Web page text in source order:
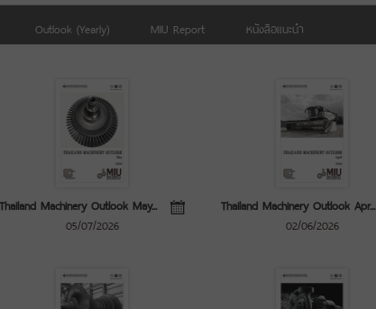
Outlook (Yearly) MIU Report
หนังสือแนะนำ
Thailand Machinery Outlook May...
05/07/2026
Thailand Machinery Outlook Apr...
02/06/2026